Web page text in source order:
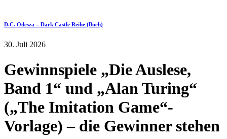
D.C. Odesza – Dark Castle Reihe (Buch)
30. Juli 2026
Gewinnspiele „Die Auslese,
Band 1“ und „Alan Turing“
(„The Imitation Game“-
Vorlage) – die Gewinner stehen